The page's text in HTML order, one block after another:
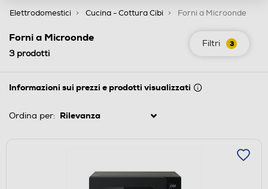
Elettrodomestici Cucina - Cottura Cibi Forni a Microonde
Filtri 3
Forni a Microonde
3prodotti
Informazioni sui prezzi e prodotti visualizzati
Ordina per: